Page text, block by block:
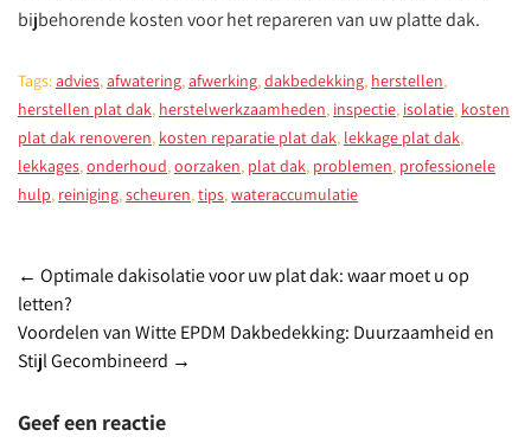
bijbehorende kosten voor het repareren van uw platte dak.
Tags:advies,afwatering,afwerking,dakbedekking, herstellen,
herstellen plat dak, herstelwerkzaamheden, inspectie, isolatie, kosten
plat dak renoveren, kosten reparatie plat dak, lekkage plat dak,
lekkages,onderhoud,oorzaken, plat dak, problemen, professionele
hulp, reiniging,scheuren,tips,wateraccumulatie
Post
navigation
← Optimale dakisolatie voor uw plat dak: waar moet u op
letten?
Voordelen van Witte EPDM Dakbedekking: Duurzaamheid en
Stijl Gecombineerd →
Geef een reactie